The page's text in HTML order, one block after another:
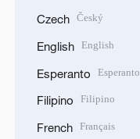
Czech Český
English English
Esperanto Esperanto
Filipino Filipino
French Français